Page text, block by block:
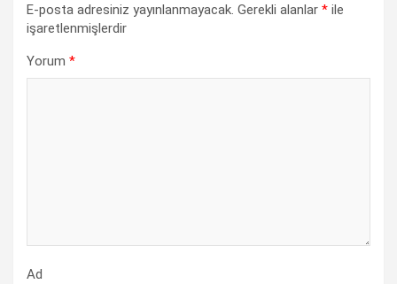
E-posta adresiniz yayınlanmayacak. Gerekli alanlar * ile
işaretlenmişlerdir
Yorum *
Ad